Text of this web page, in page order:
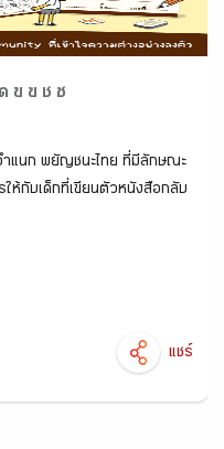
ข ฃ ช ซ
ำแนก พยัญชนะไทย ที่มีลักษณะ
ห้กับเด็กที่เขียนตัวหนังสือกลับ
แชร์